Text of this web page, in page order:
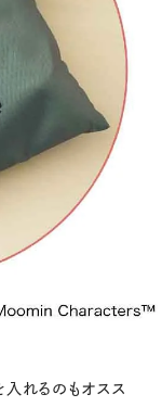
入れるのもオスス